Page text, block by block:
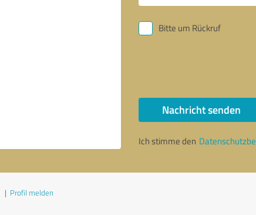
Bitte um Rückruf
Nachricht senden
Ich stimme den
| Profil melden